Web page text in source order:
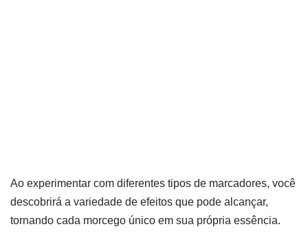
Ao experimentar com diferentes tipos de marcadores, você
descobrirá a variedade de efeitos que pode alcançar,
tornando cada morcego único em sua própria essência.